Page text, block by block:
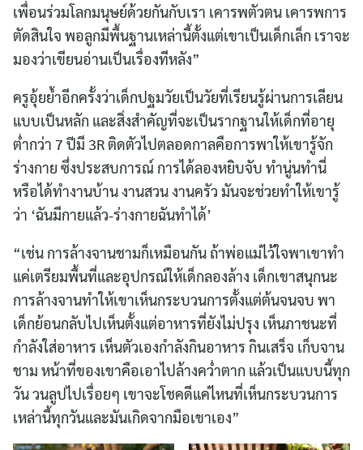
เพื่อนร่วมโลกมนุษย์ด้วยกันกับเรา เคารพตัวตน เคารพการ
ตัดสินใจ พอลูกมีพื้นฐานเหล่านี้ตั้งแต่เขาเป็นเด็กเล็ก เราจะ
มองว่าเขียนอ่านเป็นเรื่องทีหลัง”
ครูอุ้ยย้ำอีกครั้งว่าเด็กปฐมวัยเป็นวัยที่เรียนรู้ผ่านการเลียน
แบบเป็นหลัก และสิ่งสำคัญที่จะเป็นรากฐานให้เด็กที่อายุ
ต่ำกว่า 7 ปีมี 3R ติดตัวไปตลอดกาลคือการพาให้เขารู้จัก
ร่างกาย ซึ่งประสบการณ์ การได้ลองหยิบจับ ทำนู่นทำนี่
หรือได้ทำงานบ้าน งานสวน งานครัว มันจะช่วยทำให้เขารู้
ว่า ‘ฉันมีกายแล้ว-ร่างกายฉันทำได้’
“เช่น การล้างจานชามก็เหมือนกัน ถ้าพ่อแม่ไว้ใจพาเขาทำ
แค่เตรียมพื้นที่และอุปกรณ์ให้เด็กลองล้าง เด็กเขาสนุกนะ
การล้างจานทำให้เขาเห็นกระบวนการตั้งแต่ต้นจนจบ พา
เด็กย้อนกลับไปเห็นตั้งแต่อาหารที่ยังไม่ปรุง เห็นภาชนะที่
กำลังใส่อาหาร เห็นตัวเองกำลังกินอาหาร กินเสร็จ เก็บจาน
ชาม หน้าที่ของเขาคือเอาไปล้างคว่ำตาก แล้วเป็นแบบนี้ทุก
วัน วนลูปไปเรื่อยๆ เขาจะโชคดีแค่ไหนที่เห็นกระบวนการ
เหล่านี้ทุกวันและมันเกิดจากมือเขาเอง”